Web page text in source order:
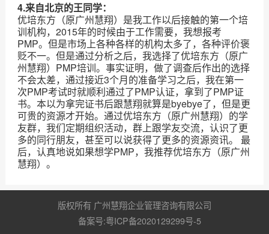
4.来自北京的王同学：
优培东方（原广州慧翔）是我工作以后接触的第一个培
训机构，2015年的时候由于工作需要，我想报考
PMP。但是市场上各种各样的机构太多了，各种评价褒
贬不一。但是通过分析之后，我选择了优培东方（原广
州慧翔）PMP培训。事实证明，做了调查后作出的选择
不会太差，通过接近3个月的准备学习之后，我在第一
次PMP考试时就顺利通过了PMP认证，拿到了PMP证
书。本以为拿完证书后跟慧翔就算是byebye了，但是更
可贵的资源才开始。通过优培东方（原广州慧翔）的学
友群，我们定期组织活动，群上跟学友交流，认识了更
多的同行朋友，甚至可以说获得了更多的资源资讯。 最
后，认真地说如果想学PMP，我推荐优培东方（原广州
慧翔）。
版权所有 广州慧翔企业管理咨询有限公司
备案号:粤ICP备2020129299号-5